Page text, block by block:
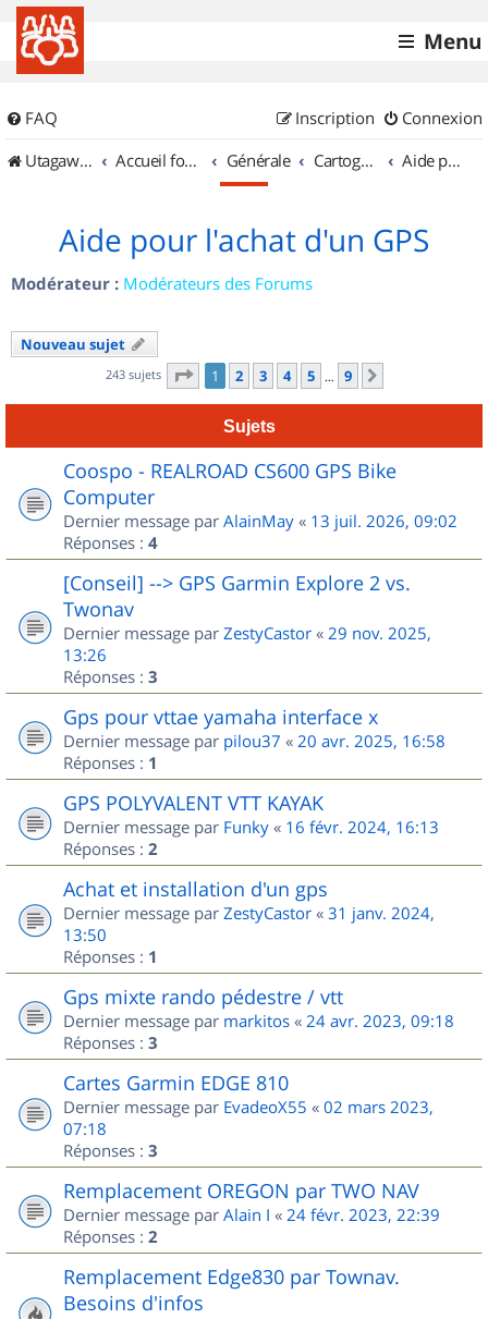
Menu
FAQ Connexion
Inscription
UtagawaVTT (Randos VTT et VTTAE avec traces GPS)
Accueil forum Générale Cartographie et GPS Aide pour l'achat d'un GPS
Aide pour l'achat d'un GPS
Modérateur : Modérateurs des Forums
Nouveau sujet
243 sujets Page 1sur
1 2 3 4 5 … 9
Sujets
Coospo - REALROAD CS600 GPS Bike
Computer
Dernier message par AlainMay « 13 juil. 2026, 09:02
Réponses : 4
[Conseil] --> GPS Garmin Explore 2 vs.
Twonav
Dernier message par ZestyCastor « 29 nov. 2025,
13:26
Réponses : 3
Gps pour vttae yamaha interface x
Dernier message par pilou37 « 20 avr. 2025, 16:58
Réponses : 1
GPS POLYVALENT VTT KAYAK
Dernier message par Funky « 16 févr. 2024, 16:13
Réponses : 2
Achat et installation d'un gps
Dernier message par ZestyCastor « 31 janv. 2024,
13:50
Réponses : 1
Gps mixte rando pédestre / vtt
Dernier message par markitos « 24 avr. 2023, 09:18
Réponses : 3
Cartes Garmin EDGE 810
Dernier message par EvadeoX55 « 02 mars 2023,
07:18
Réponses : 3
Remplacement OREGON par TWO NAV
Dernier message par Alain I « 24 févr. 2023, 22:39
Réponses : 2
Remplacement Edge830 par Townav.
Besoins d'infos